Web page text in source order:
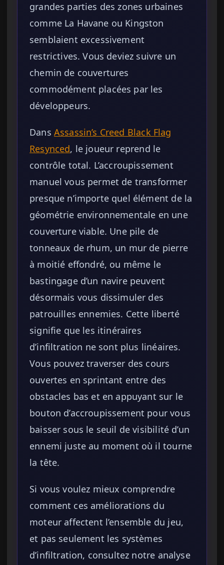
grandes parties des zones urbaines
comme La Havane ou Kingston
semblaient excessivement
restrictives. Vous deviez suivre un
chemin de couvertures
commodément placées par les
développeurs.
Dans Assassin’s Creed Black Flag
Resynced, le joueur reprend le
contrôle total. L’accroupissement
manuel vous permet de transformer
presque n’importe quel élément de la
géométrie environnementale en une
couverture viable. Une pile de
tonneaux de rhum, un mur de pierre
à moitié effondré, ou même le
bastingage d’un navire peuvent
désormais vous dissimuler des
patrouilles ennemies. Cette liberté
signifie que les itinéraires
d’infiltration ne sont plus linéaires.
Vous pouvez traverser des cours
ouvertes en sprintant entre des
obstacles bas et en appuyant sur le
bouton d’accroupissement pour vous
baisser sous le seuil de visibilité d’un
ennemi juste au moment où il tourne
la tête.
Si vous voulez mieux comprendre
comment ces améliorations du
moteur affectent l’ensemble du jeu,
et pas seulement les systèmes
d’infiltration, consultez notre analyse